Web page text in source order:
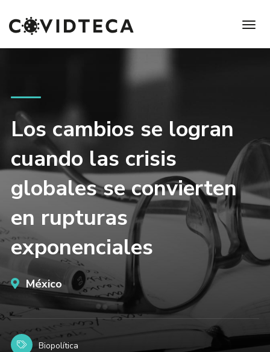
Los cambios se logran
cuando las crisis
globales se convierten
en rupturas
exponenciales
México
Biopolítica